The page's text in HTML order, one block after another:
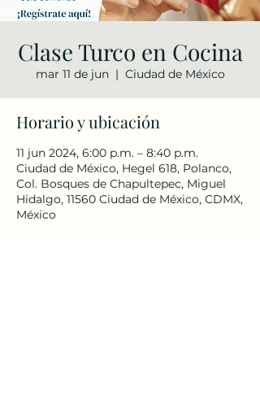
Clase Turco en Cocina
mar 11 de jun
  |
Ciudad de México
Horario y ubicación
11 jun 2024, 6:00 p.m. – 8:40 p.m.
Ciudad de México, Hegel 618, Polanco,
Col. Bosques de Chapultepec, Miguel
Hidalgo, 11560 Ciudad de México, CDMX,
México